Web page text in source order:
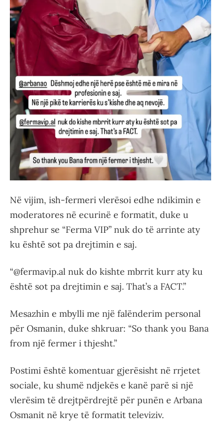
Në vijim, ish-fermeri vlerësoi edhe ndikimin e
moderatores në ecurinë e formatit, duke u
shprehur se “Ferma VIP” nuk do të arrinte aty
ku është sot pa drejtimin e saj.
“@fermavip.al nuk do kishte mbrrit kurr aty ku
është sot pa drejtimin e saj. That’s a FACT.”
Mesazhin e mbylli me një falënderim personal
për Osmanin, duke shkruar: “So thank you Bana
from një fermer i thjesht.”
Postimi është komentuar gjerësisht në rrjetet
sociale, ku shumë ndjekës e kanë parë si një
vlerësim të drejtpërdrejtë për punën e Arbana
Osmanit në krye të formatit televiziv.